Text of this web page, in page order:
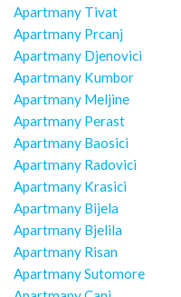
Apartmany Tivat
Apartmany Prcanj
Apartmany Djenovici
Apartmany Kumbor
Apartmany Meljine
Apartmany Perast
Apartmany Baosici
Apartmany Radovici
Apartmany Krasici
Apartmany Bijela
Apartmany Bjelila
Apartmany Risan
Apartmany Sutomore